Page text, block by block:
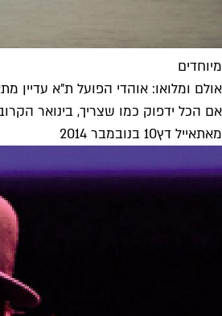
מיוחדים
אולם ומלואו: אוהדי הפועל ת"א עדיין
אם הכל ידפוק כמו שצריך, בינואר
מאתאייל דץ10 בנובמבר 2014